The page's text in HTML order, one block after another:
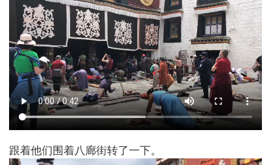
跟着他们围着八廊街转了一下。